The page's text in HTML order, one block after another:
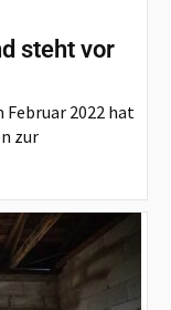
steht vor
Februar 2022 hat
zur